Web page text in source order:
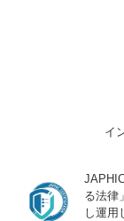
イ
る法律
し運用